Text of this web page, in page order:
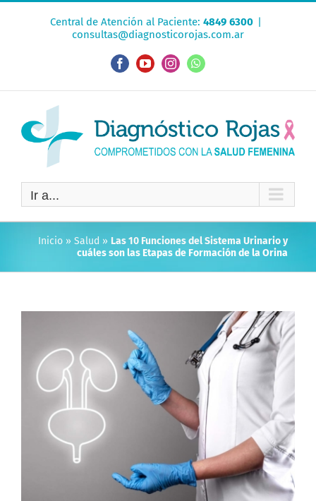
Central de Atención al Paciente: 4849 6300 |
consultas@diagnosticorojas.com.ar
FacebookYouTubeInstagramWhatsApp
Ir a...
Inicio » Salud » Las 10 Funciones del Sistema Urinario y
cuáles son las Etapas de Formación de la Orina